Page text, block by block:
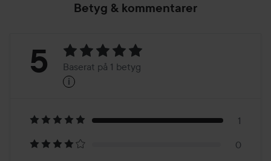
Betyg & kommentarer
Betyg:
Baserat
på
5 Baserat på 1 betyg
i
1
0